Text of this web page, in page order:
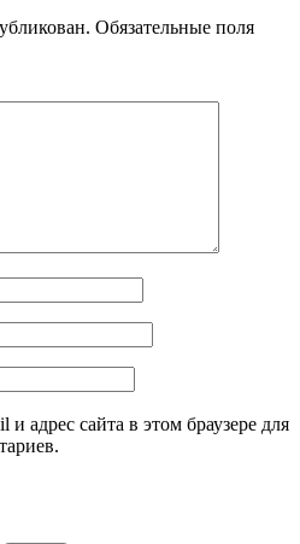
Обязательные поля
адрес сайта в этом браузере для